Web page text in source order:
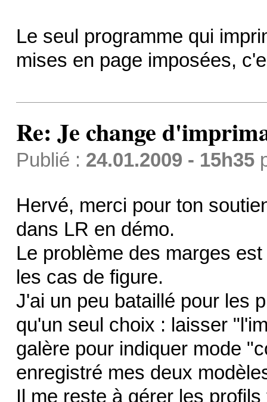
Le seul programme qui
mises en page imposées,
Re: Je change
Publié : 24.01.2009 - 15h35
Hervé, merci pour ton
dans LR en démo.
Le problème des marges
les cas de figure.
J'ai un peu bataillé pour les
qu'un seul choix : laisser
galère pour indiquer mode
enregistré mes deux
Il me reste à gérer les